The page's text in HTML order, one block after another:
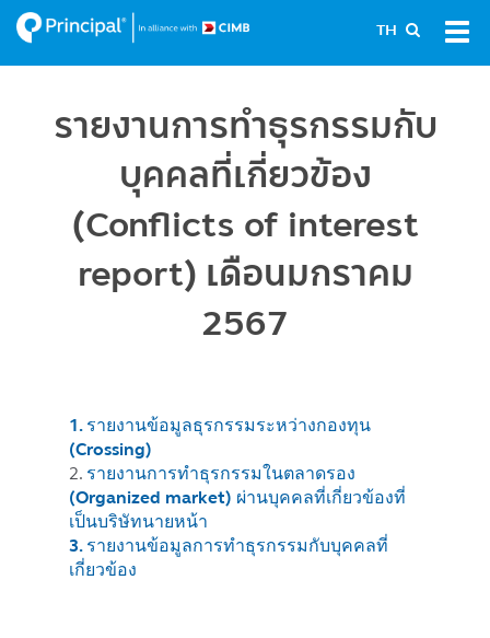
Skip
to
TH
รายงานการทำธุรกรรมกับ
บุคคลที่เกี่ยวข้อง
(Conflicts of interest
report) เดือนมกราคม
2567
1. รายงานข้อมูลธุรกรรมระหว่างกองทุน
(Crossing)
2. รายงานการทำธุรกรรมในตลาดรอง
(Organized market) ผ่านบุคคลที่เกี่ยวข้องที่
เป็นบริษัทนายหน้า
3. รายงานข้อมูลการทำธุรกรรมกับบุคคลที่
เกี่ยวข้อง